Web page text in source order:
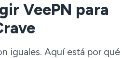
VeePN para
iguales. Aquí está por qué